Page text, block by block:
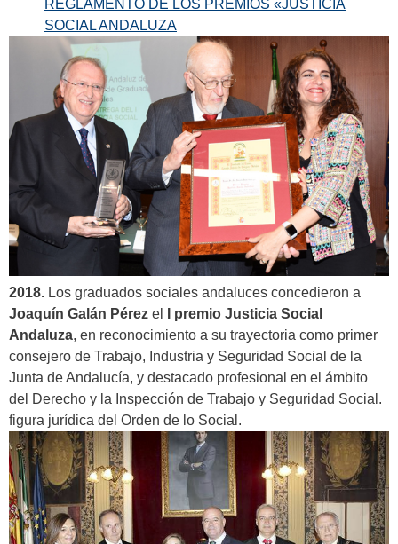
REGLAMENTO DE LOS PREMIOS «JUSTICIA
SOCIAL ANDALUZA
2018. Los graduados sociales andaluces concedieron a
Joaquín Galán Pérez el
I premio Justicia Social
Andaluza, en reconocimiento a su trayectoria como primer
consejero de Trabajo, Industria y Seguridad Social de la
Junta de Andalucía, y destacado profesional en el ámbito
del Derecho y la Inspección de Trabajo y Seguridad Social.
figura jurídica del Orden de lo Social.